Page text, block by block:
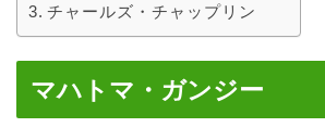
チャールズ・チャップリン
マハトマ・ガンジー